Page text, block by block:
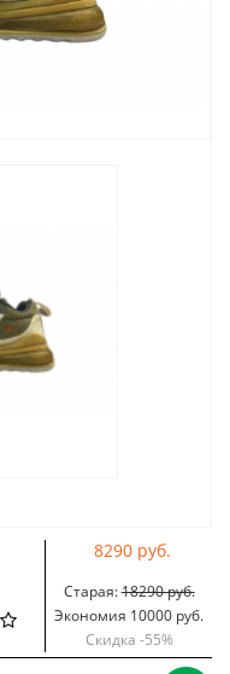
8290 руб.
Старая:18290 руб.
Экономия 10000 руб.
Скидка -55%